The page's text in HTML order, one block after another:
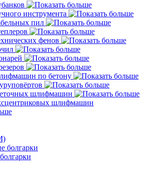
инструмента
пил
фенов
по бетону
шлифмашин
шлифмашин
болгарки